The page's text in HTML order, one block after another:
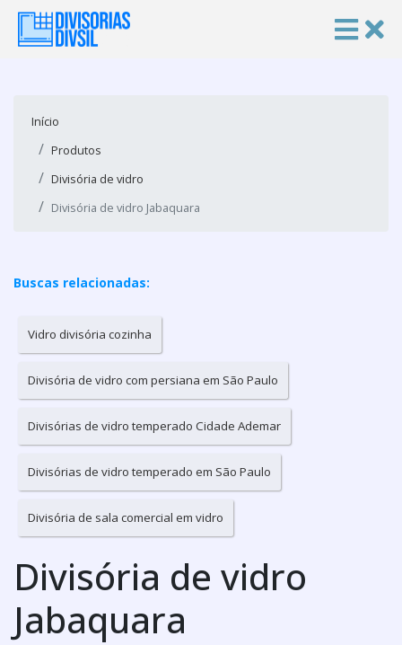
Início
Produtos
Divisória de vidro
Divisória de vidro Jabaquara
Buscas relacionadas:
Vidro divisória cozinha
Divisória de vidro com persiana em São Paulo
Divisórias de vidro temperado Cidade Ademar
Divisórias de vidro temperado em São Paulo
Divisória de sala comercial em vidro
Divisória de vidro
Jabaquara